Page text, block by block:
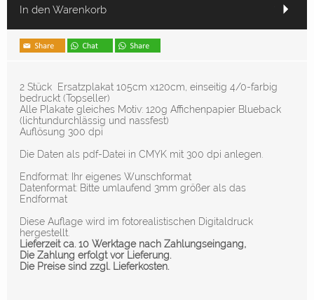
In den Warenkorb
2 Stück Ersatzplakat 105cm x120cm, einseitig 4/0-farbig
bedruckt (Topseller)
Alle Plakate gleiches Motiv: 120g Affichenpapier Blueback
(lichtundurchlässig und nassfest)
Auflösung 300 dpi
Die Daten als pdf-Datei in CMYK mit 300 dpi anlegen.
Endformat: Ihr eigenes Wunschformat
Datenformat: Bitte umlaufend 3mm größer als das
Endformat
Diese Auflage wird im fotorealistischen Digitaldruck
hergestellt.
Lieferzeit ca. 10 Werktage nach Zahlungseingang,
Die Zahlung erfolgt vor Lieferung.
Die Preise sind zzgl. Lieferkosten.